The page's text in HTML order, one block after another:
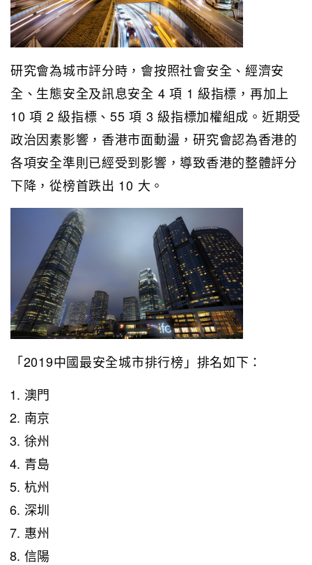
研究會為城市評分時，會按照社會安全、經濟安
全、生態安全及訊息安全 4 項 1 級指標，再加上
10 項 2 級指標、55 項 3 級指標加權組成。近期受
政治因素影響，香港市面動盪，研究會認為香港的
各項安全準則已經受到影響，導致香港的整體評分
下降，從榜首跌出 10 大。
「2019中國最安全城市排行榜」排名如下：
澳門
南京
徐州
青島
杭州
深圳
惠州
信陽